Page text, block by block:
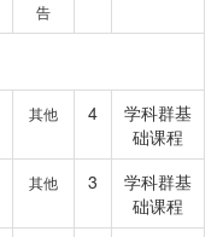
告
其他 4
学科群基
础课程
其他 3
学科群基
础课程